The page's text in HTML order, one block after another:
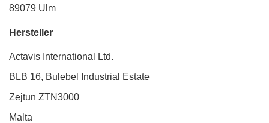
89079 Ulm
Hersteller
Actavis International Ltd.
BLB 16, Bulebel Industrial Estate
Zejtun ZTN3000
Malta